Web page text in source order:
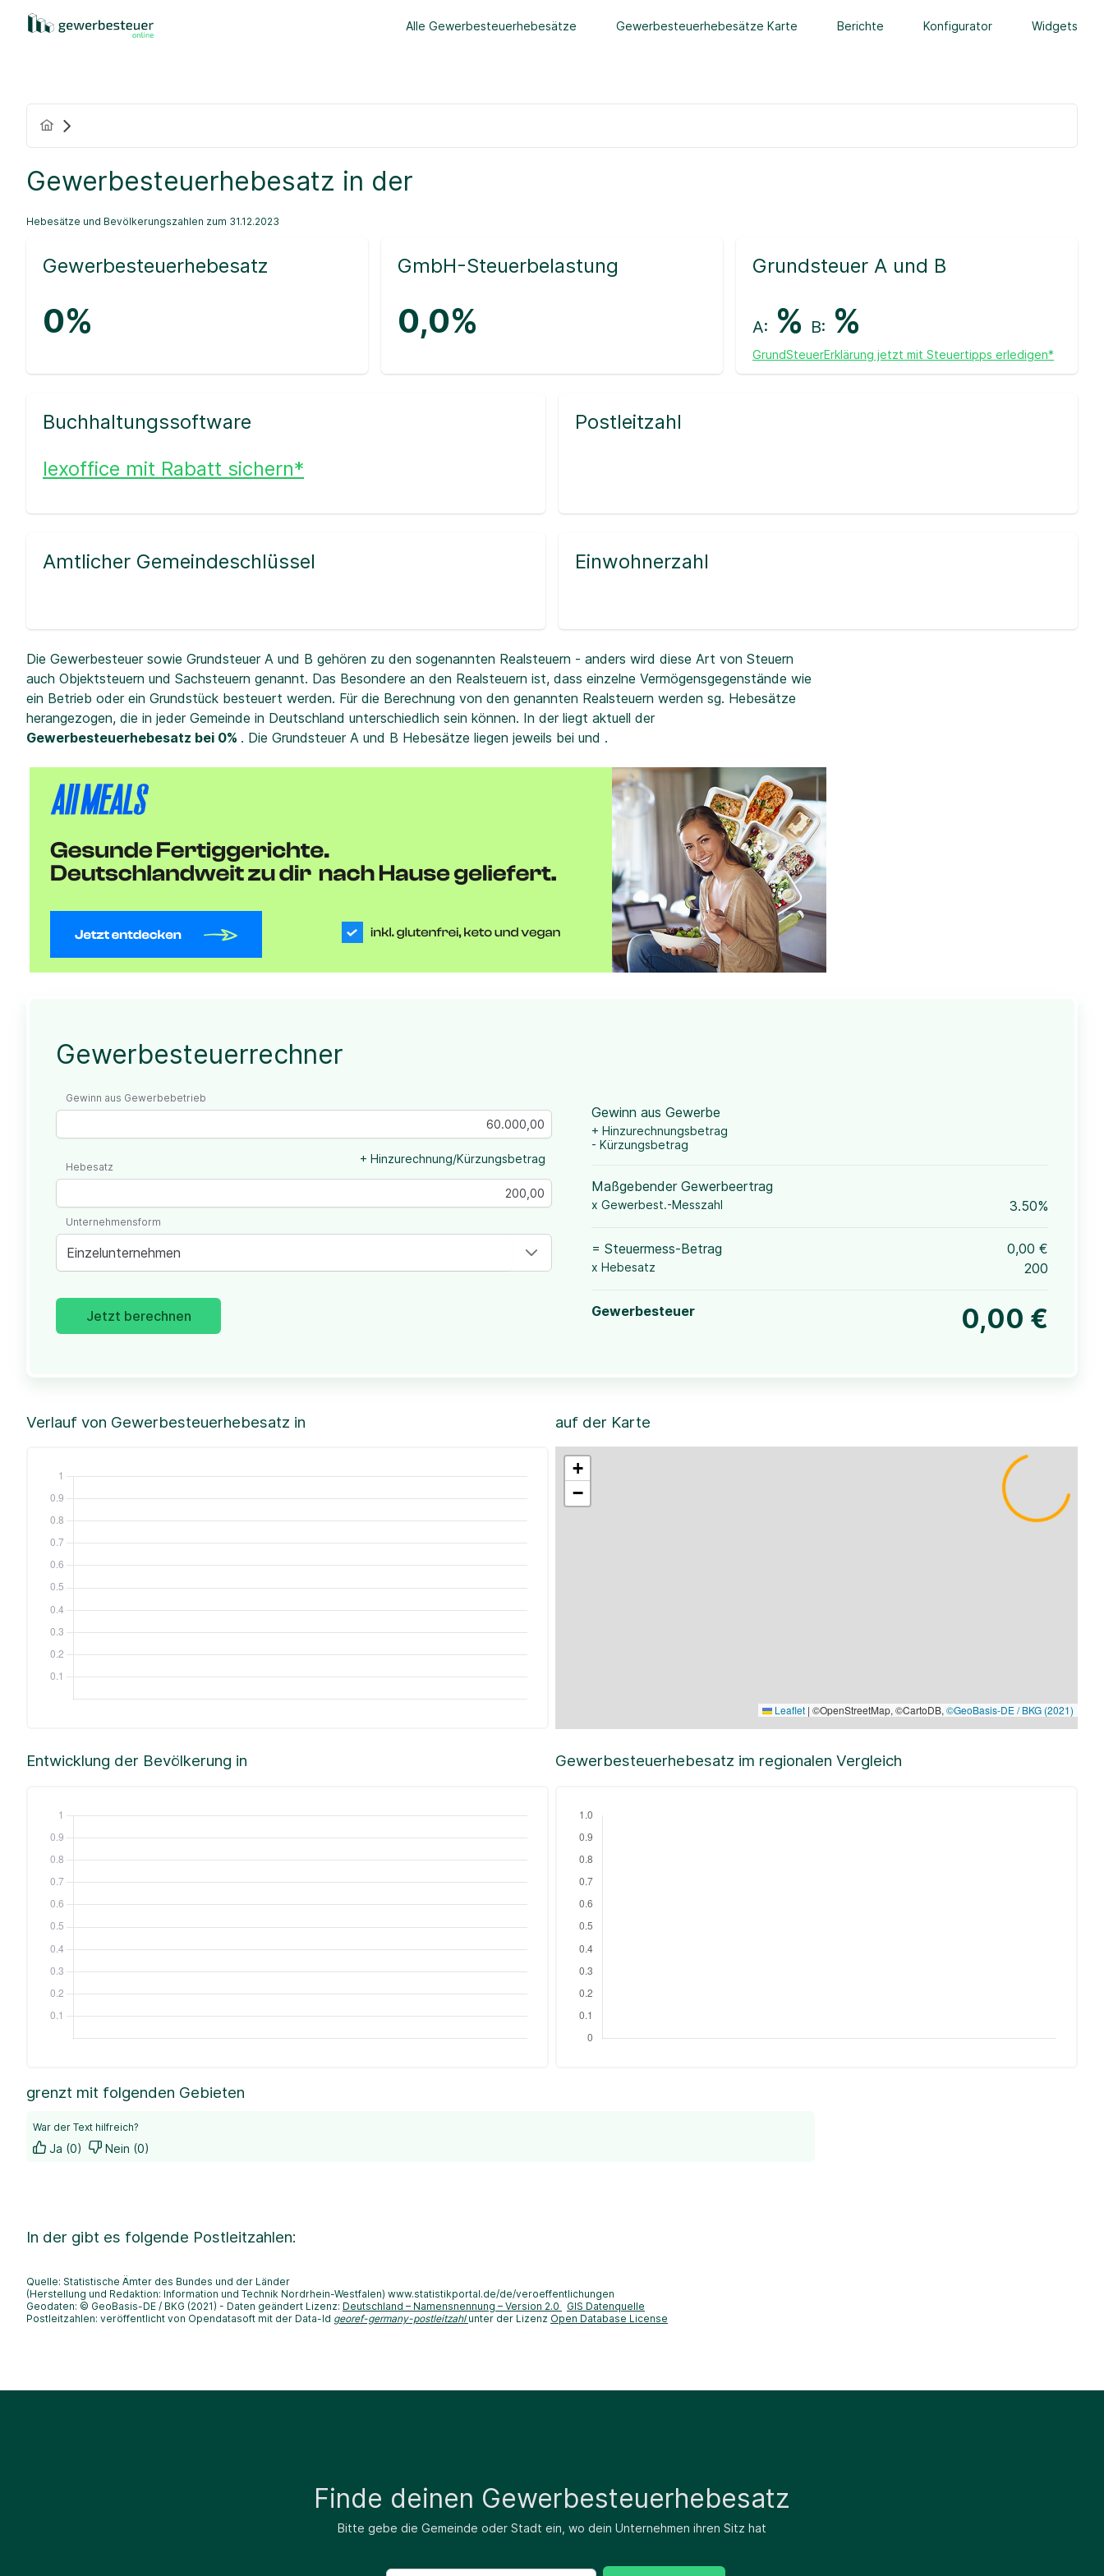
Alle Gewerbesteuerhebesätze Gewerbesteuerhebesätze Karte Berichte Konfigurator Widgets
Gewerbesteuerhebesatz in der
Hebesätze und Bevölkerungszahlen zum 31.12.2023
Gewerbesteuerhebesatz
0%
GmbH-Steuerbelastung
0,0%
Grundsteuer A und B
A: % B: %
GrundSteuerErklärung jetzt mit Steuertipps erledigen*
Buchhaltungssoftware
lexoffice mit Rabatt sichern*
Postleitzahl
Amtlicher Gemeindeschlüssel Einwohnerzahl
Die Gewerbesteuer sowie Grundsteuer A und B gehören zu den sogenannten Realsteuern - anders wird diese Art von Steuern
auch Objektsteuern und Sachsteuern genannt. Das Besondere an den Realsteuern ist, dass einzelne Vermögensgegenstände wie
ein Betrieb oder ein Grundstück besteuert werden. Für die Berechnung von den genannten Realsteuern werden sg. Hebesätze
herangezogen, die in jeder Gemeinde in Deutschland unterschiedlich sein können. In der liegt aktuell der
Gewerbesteuerhebesatz bei 0% . Die Grundsteuer A und B Hebesätze liegen jeweils bei und .
Gewerbesteuerrechner
Gewinn aus Gewerbebetrieb
+ Hinzurechnung/Kürzungsbetrag
Hebesatz
Einzelunternehmen
Unternehmensform
Jetzt berechnen
Gewinn aus Gewerbe
+ Hinzurechnungsbetrag
- Kürzungsbetrag
Maßgebender Gewerbeertrag
x Gewerbest.-Messzahl 3.50%
= Steuermess-Betrag 0,00 €
x Hebesatz 200
Gewerbesteuer 0,00 €
Verlauf von Gewerbesteuerhebesatz in auf der Karte
+
−
Leaflet | ©OpenStreetMap, ©CartoDB, ©GeoBasis-DE / BKG (2021)
Entwicklung der Bevölkerung in Gewerbesteuerhebesatz im regionalen Vergleich
grenzt mit folgenden Gebieten
War der Text hilfreich?
Ja (0) Nein (0)
In der gibt es folgende Postleitzahlen:
Quelle: Statistische Ämter des Bundes und der Länder
(Herstellung und Redaktion: Information und Technik Nordrhein-Westfalen) www.statistikportal.de/de/veroeffentlichungen
Geodaten: © GeoBasis-DE / BKG (2021) - Daten geändert Lizenz: Deutschland – Namensnennung – Version 2.0
GIS Datenquelle
Postleitzahlen: veröffentlicht von Opendatasoft mit der Data-Id georef-germany-postleitzahl unter der Lizenz Open Database License
Finde deinen Gewerbesteuerhebesatz
Bitte gebe die Gemeinde oder Stadt ein, wo dein Unternehmen ihren Sitz hat